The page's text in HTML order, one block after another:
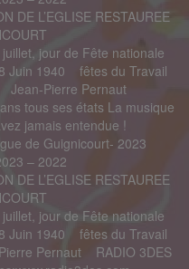
DE L’EGLISE RESTAUREE
jour de Fête nationale
Juin 1940
fêtes du Travail
Jean-Pierre Pernaut
tous ses états La musique
jamais entendue !
de Guignicourt- 2023
– 2022
DE L’EGLISE RESTAUREE
jour de Fête nationale
Juin 1940
fêtes du Travail
Pernaut
RADIO 3DES